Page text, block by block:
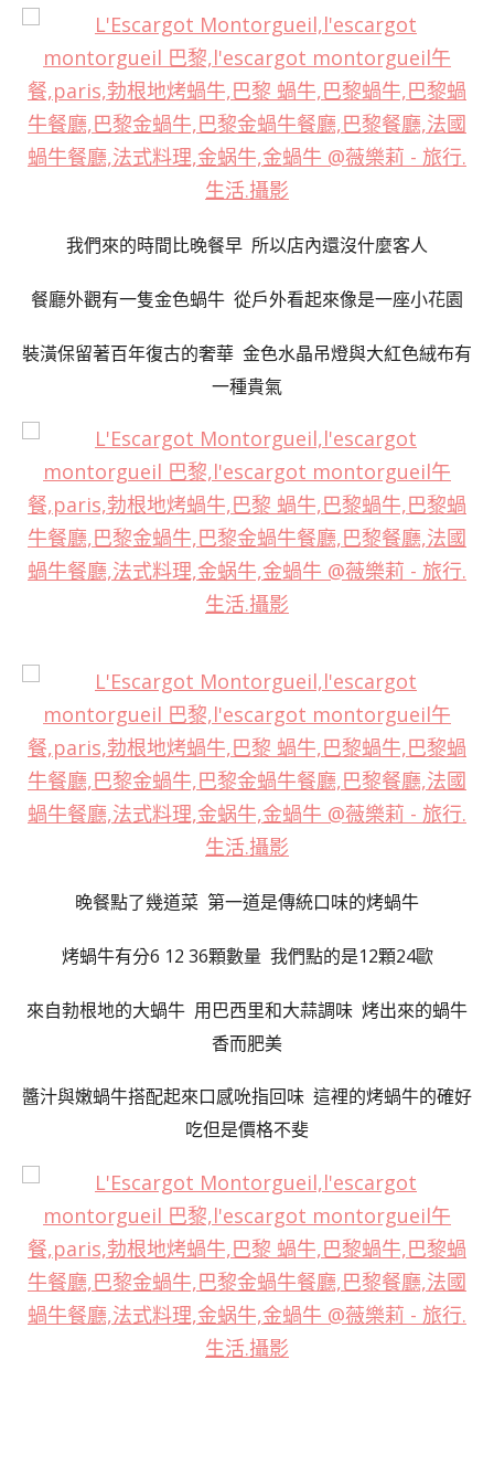
我們來的時間比晚餐早 所以店內還沒什麼客人
餐廳外觀有一隻金色蝸牛 從戶外看起來像是一座小花園
裝潢保留著百年復古的奢華 金色水晶吊燈與大紅色絨布有
一種貴氣
晚餐點了幾道菜 第一道是傳統口味的烤蝸牛
烤蝸牛有分6 12 36顆數量 我們點的是12顆24歐
來自勃根地的大蝸牛 用巴西里和大蒜調味 烤出來的蝸牛
香而肥美
醬汁與嫩蝸牛搭配起來口感吮指回味 這裡的烤蝸牛的確好
吃但是價格不斐